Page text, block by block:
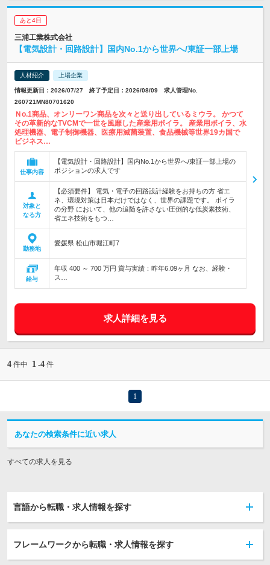
あと4日
三浦工業株式会社
【電気設計・回路設計】国内No.1から世界へ/東証一部上場
人材紹介 上場企業
情報更新日：2026/07/27 終了予定日：2026/08/09 求人管理No.
260721MN80701620
Ｎo.1商品、オンリーワン商品を次々と送り出しているミウラ。 かつて
その革新的なTVCMで一世を風靡した産業用ボイラ。 産業用ボイラ、水
処理機器、電子制御機器、医療用滅菌装置、食品機械等世界19カ国で
ビジネス…
仕事内容
【電気設計・回路設計】国内No.1から世界へ/東証一部上場の
ポジションの求人です
対象と
なる方
【必須要件】 電気・電子の回路設計経験をお持ちの方 省エ
ネ、環境対策は日本だけではなく、世界の課題です。 ボイラ
の分野 において、他の追随を許さない圧倒的な低炭素技術、
省エネ技術をもつ…
勤務地
愛媛県 松山市堀江町7
給与
年収 400 ～ 700 万円 賞与実績：昨年6.09ヶ月 なお、経験・
ス…
求人詳細を見る
4 件中 1 -4 件
1
あなたの検索条件に近い求人
すべての求人を見る
言語から転職・求人情報を探す
フレームワークから転職・求人情報を探す